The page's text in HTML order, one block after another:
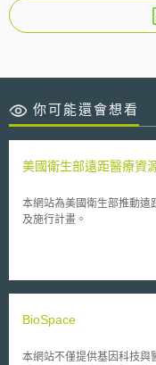
你可能還會想看
美國衛生部遠距醫療資
本網站為美國衛生部推動遠
及施行計畫。
BioSpace
本網站不僅提供基因科技與